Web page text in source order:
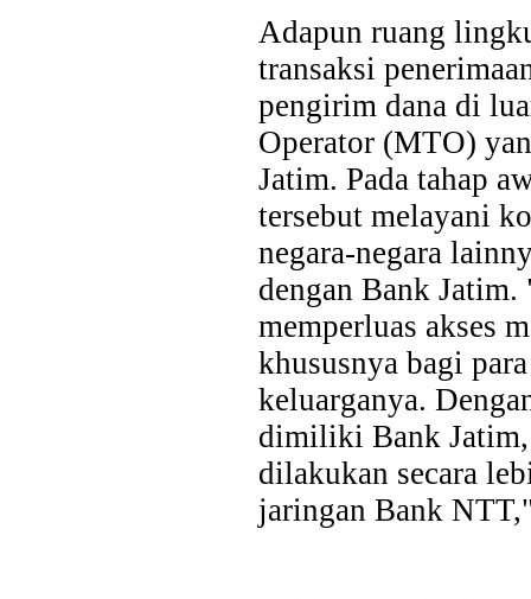
Adapun ruang
transaksi
pengirim dana di
Operator (MTO)
Jatim. Pada tahap
tersebut melayani
negara-negara
dengan Bank
memperluas akses
khususnya bagi
keluarganya.
dimiliki Bank Jatim,
dilakukan secara
jaringan Bank